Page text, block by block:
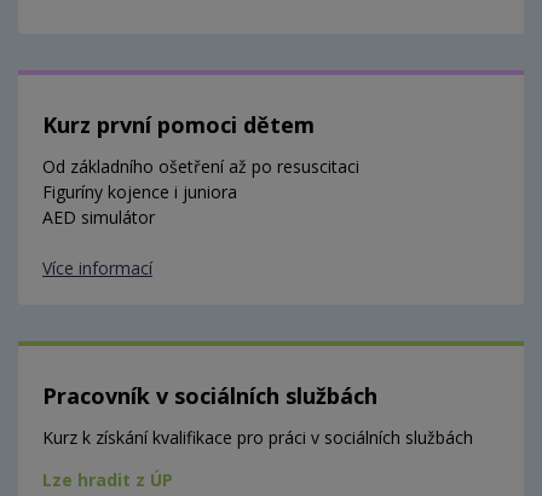
Kurz první pomoci dětem
Od základního ošetření až po resuscitaci
Figuríny kojence i juniora
AED simulátor
Více informací
Pracovník v sociálních službách
Kurz k získání kvalifikace pro práci v sociálních službách
Lze hradit z ÚP